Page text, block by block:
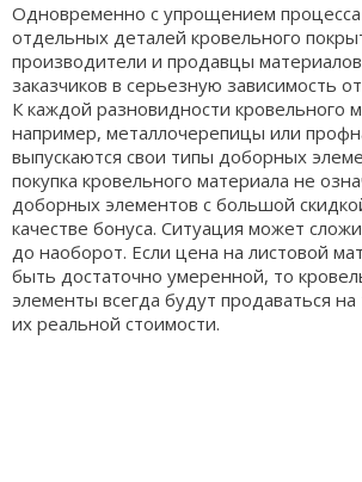
Одновременно с упрощением процесса
отдельных деталей кровельного
производители и продавцы материалов
заказчиков в серьезную зависимость
К каждой разновидности кровельного
например, металлочерепицы или
выпускаются свои типы доборных
покупка кровельного материала не
доборных элементов с большой
качестве бонуса. Ситуация может
до наоборот. Если цена на листовой
быть достаточно умеренной, то
элементы всегда будут продаваться
их реальной стоимости.